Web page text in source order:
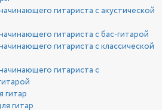
гитариста с акустической
гитариста с бас-гитарой
гитариста с классической
гитариста с
гитар
гитар